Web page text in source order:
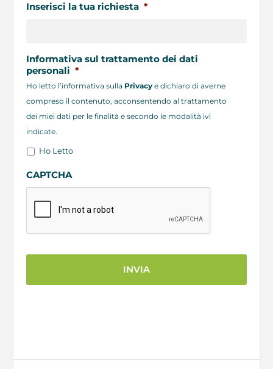
slash
AAAA
Inserisci la tua richiesta *
Informativa sul trattamento dei dati
personali *
Ho letto l’informativa sulla Privacye dichiaro di averne
compreso il contenuto, acconsentendo al trattamento
dei miei dati per le finalità e secondo le modalità ivi
indicate.
Ho Letto
CAPTCHA